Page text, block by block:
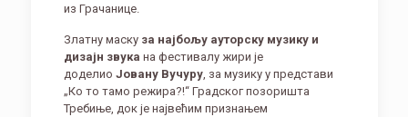
из Грачанице.
Златну маску за најбољу ауторску музику и
дизајн звука на фестивалу жири је
доделио Јовану Вучуру, за музику у представи
„Ко то тамо режира?!“ Градског позоришта
Требиње, док је највећим признањем